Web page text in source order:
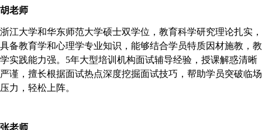
胡老师
浙江大学和华东师范大学硕士双学位， 教育科学研究理论扎实，
具备教育学和心理学专业知识，能够结合学员特质因材施教，教
学实践能力强。 5年大型培训机构面试辅导经验，授课解惑清晰
严谨，擅长根据面试热点深度挖掘面试技巧，帮助学员突破临场
压力，轻松上阵。
张老师